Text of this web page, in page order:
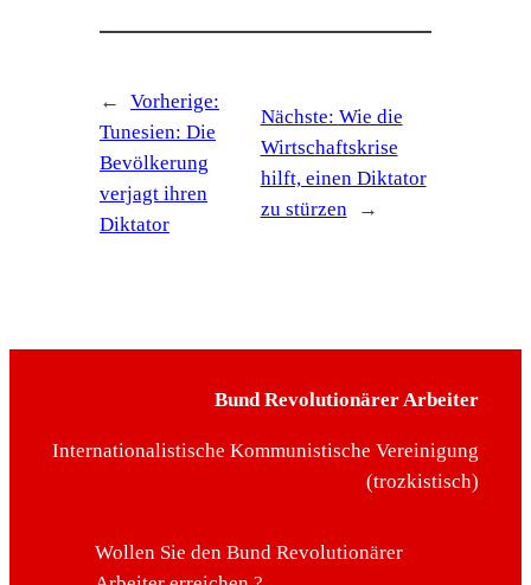
←
Vorherige:
Tunesien: Die
Bevölkerung
verjagt ihren
Diktator
Nächste: Wie die
Wirtschaftskrise
hilft, einen Diktator
zu stürzen
→
Bund Revolutionärer Arbeiter
Internationalistische Kommunistische Vereinigung
(trozkistisch)
Wollen Sie den Bund Revolutionärer